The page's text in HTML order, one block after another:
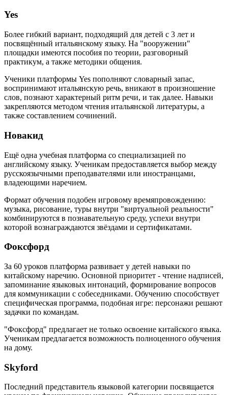
Yes
Более гибкий вариант, подходящий для детей с 3 лет и
посвящённый итальянскому языку. На "вооружении"
площадки имеются пособия по теории, разговорный
практикум, а также методики общения.
Ученики платформы Yes пополняют словарный запас,
воспринимают итальянскую речь, вникают в произношение
слов, познают характерный ритм речи, и так далее. Навыки
закрепляются методом чтения итальянской литературы, а
также составлением сочинений.
Новакид
Ещё одна учебная платформа со специализацией по
английскому языку. Ученикам предоставляется выбор между
русскоязычными преподавателями или иностранцами,
владеющими наречием.
Формат обучения подобен игровому времяпровождению:
музыка, рисование, туры внутри "виртуальной реальности"
комбинируются в познавательную среду, успехи внутри
которой вознаграждаются звёздами и сертификатами.
Фоксфорд
За 60 уроков платформа развивает у детей навыки по
китайскому наречию. Основной приоритет - чтение надписей,
запоминание языковых интонаций, формирование вопросов
для коммуникации с собеседниками. Обучению способствует
специфическая программа, подобная игре: персонажи решают
задачки по командам.
"Фоксфорд" предлагает не только освоение китайского языка.
Ученикам предлагается возможность полноценного обучения
на дому.
Skyford
Последний представитель языковой категории посвящается